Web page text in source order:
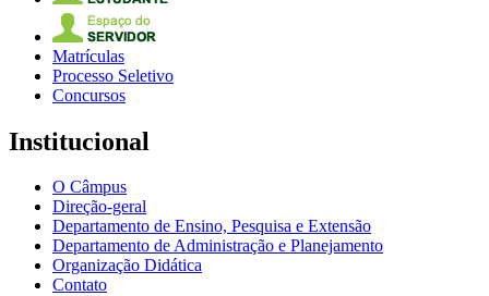
Matrículas
Processo Seletivo
Concursos
Institucional
O Câmpus
Direção-geral
Departamento de Ensino, Pesquisa e Extensão
Departamento de Administração e Planejamento
Organização Didática
Contato